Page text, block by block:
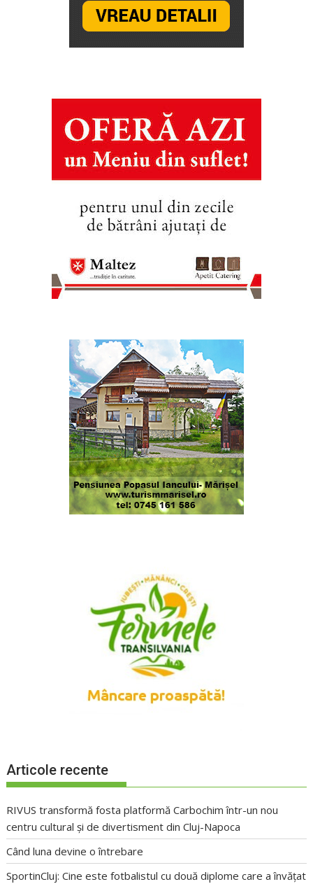
Articole recente
RIVUS transformă fosta platformă Carbochim într-un nou
centru cultural și de divertisment din Cluj-Napoca
Când luna devine o întrebare
SportinCluj: Cine este fotbalistul cu două diplome care a învățat